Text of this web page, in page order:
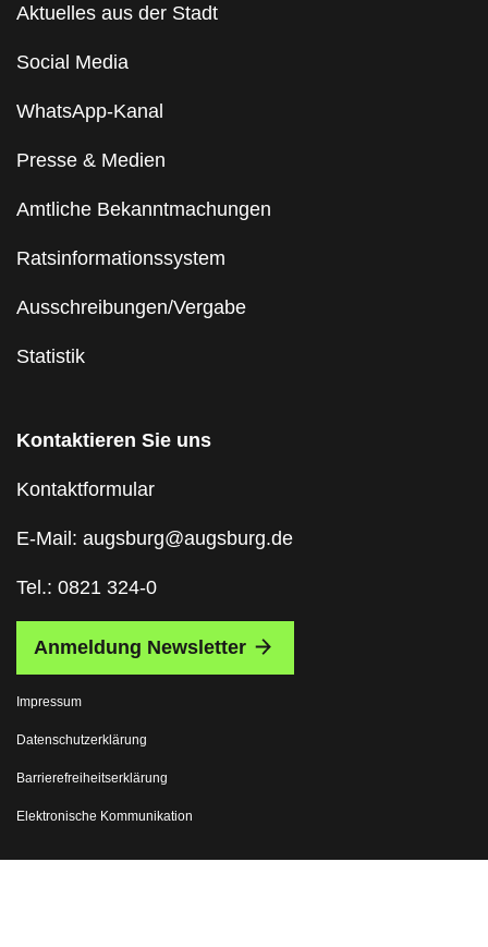
Aktuelles aus der Stadt
Social Media
WhatsApp-Kanal
Presse & Medien
Amtliche Bekanntmachungen
Ratsinformationssystem
Ausschreibungen/Vergabe
Statistik
Kontaktieren Sie uns
Kontaktformular
E-Mail: augsburg@augsburg.de
Tel.: 0821 324-0
Anmeldung Newsletter
Impressum
Datenschutzerklärung
Barrierefreiheitserklärung
Elektronische Kommunikation